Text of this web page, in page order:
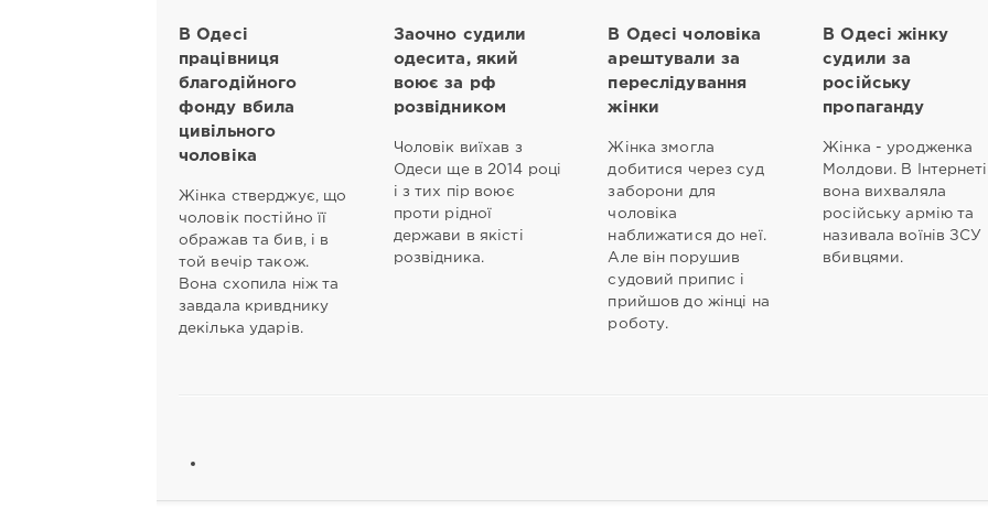
В Одесі
працівниця
благодійного
фонду вбила
цивільного
чоловіка
Жінка стверджує, що
чоловік постійно її
ображав та бив, і в
той вечір також.
Вона схопила ніж та
завдала кривднику
декілька ударів.
Заочно судили
одесита, який
воює за рф
розвідником
Чоловік виїхав з
Одеси ще в 2014 році
і з тих пір воює
проти рідної
держави в якісті
розвідника.
В Одесі чоловіка
арештували за
переслідування
жінки
Жінка змогла
добитися через суд
заборони для
чоловіка
наближатися до неї.
Але він порушив
судовий припис і
прийшов до жінці на
роботу.
В Одесі жінку
судили за
російську
пропаганду
Жінка - уродженка
Молдови. В Інтернеті
вона вихваляла
російську армію та
називала воїнів ЗСУ
вбивцями.